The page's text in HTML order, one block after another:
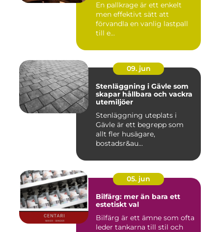
En pallkrage är ett enkelt
men effektivt sätt att
förvandla en vanlig lastpall
till e...
09. jun
Stenläggning i Gävle som
skapar hållbara och vackra
utemiljöer
Stenläggning uteplats i
Gävle är ett begrepp som
allt fler husägare,
bostadsr&au...
05. jun
Bilfärg: mer än bara ett
estetiskt val
Bilfärg är ett ämne som ofta
leder tankarna till stil och